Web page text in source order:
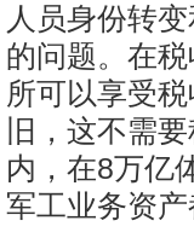
人员身份转
的问题。在
所可以享受
旧，这不需
内，在8万亿
军工业务资产